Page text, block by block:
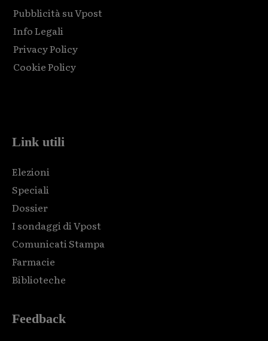
Pubblicità su Vpost
Info Legali
Privacy Policy
Cookie Policy
Link utili
Elezioni
Speciali
Dossier
I sondaggi di Vpost
Comunicati Stampa
Farmacie
Biblioteche
Feedback